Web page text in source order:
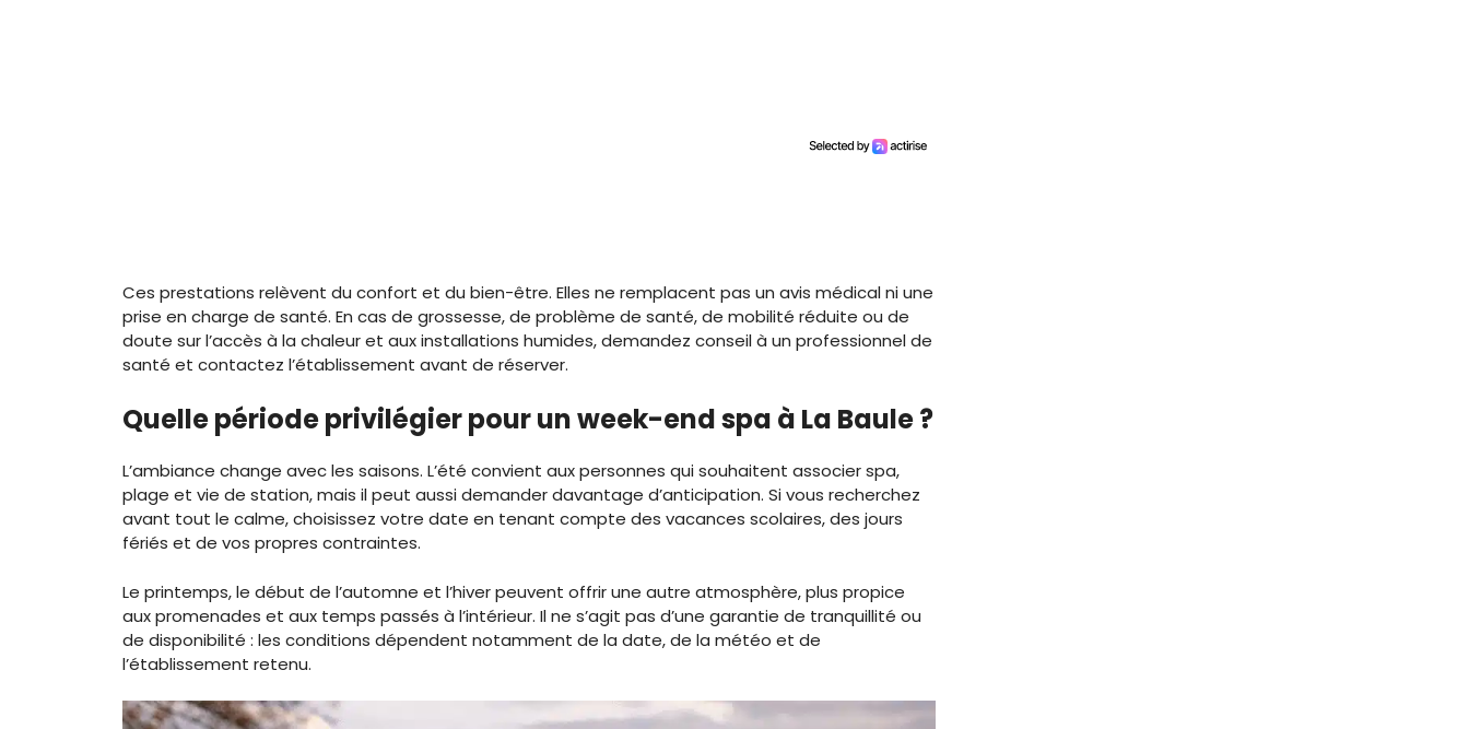
Ces prestations relèvent du confort et du bien-être. Elles ne remplacent pas un avis médical ni une
prise en charge de santé. En cas de grossesse, de problème de santé, de mobilité réduite ou de
doute sur l’accès à la chaleur et aux installations humides, demandez conseil à un professionnel de
santé et contactez l’établissement avant de réserver.
Quelle période privilégier pour un week-end spa à La Baule ?
L’ambiance change avec les saisons. L’été convient aux personnes qui souhaitent associer spa,
plage et vie de station, mais il peut aussi demander davantage d’anticipation. Si vous recherchez
avant tout le calme, choisissez votre date en tenant compte des vacances scolaires, des jours
fériés et de vos propres contraintes.
Le printemps, le début de l’automne et l’hiver peuvent offrir une autre atmosphère, plus propice
aux promenades et aux temps passés à l’intérieur. Il ne s’agit pas d’une garantie de tranquillité ou
de disponibilité : les conditions dépendent notamment de la date, de la météo et de
l’établissement retenu.